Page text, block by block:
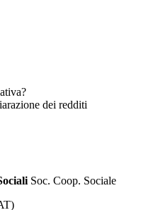
dei redditi
Soc. Coop. Sociale